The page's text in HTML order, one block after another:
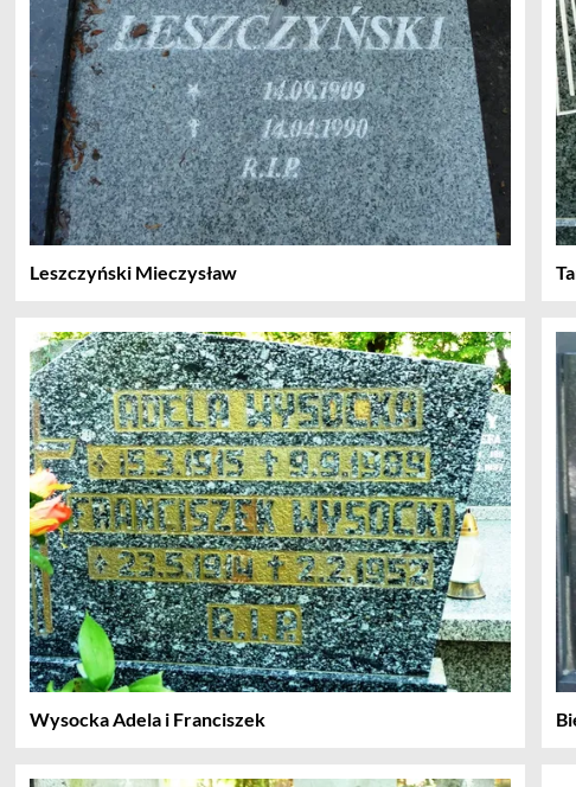
Leszczyński Mieczysław
Wysocka Adela i Franciszek